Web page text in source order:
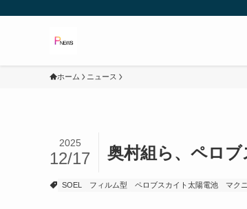
ホーム ニュース
奥村組ら、ペロ
2025
12/17
SOEL フィルム型 ペロブスカイト太陽電池 マク